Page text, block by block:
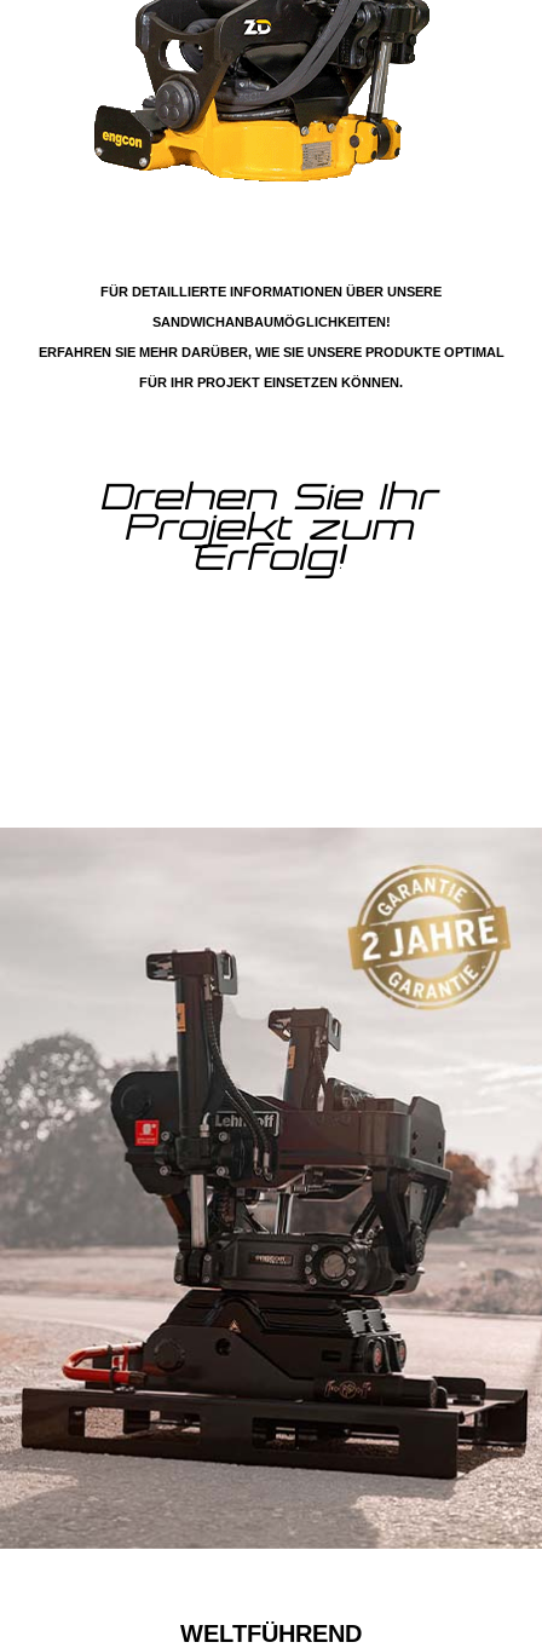
FÜR DETAILLIERTE INFORMATIONEN ÜBER UNSERE
SANDWICHANBAUMÖGLICHKEITEN!
ERFAHREN SIE MEHR DARÜBER, WIE SIE UNSERE PRODUKTE OPTIMAL
FÜR IHR PROJEKT EINSETZEN KÖNNEN.
Drehen Sie Ihr
Projekt zum
Erfolg!
WELTFÜHREND